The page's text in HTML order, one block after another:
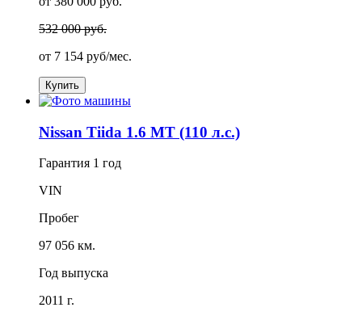
532 000 руб.
от 7 154 руб/мес.
Купить
Nissan Tiida 1.6 MT (110 л.с.)
Гарантия 1 год
VIN
Пробег
97 056 км.
Год выпуска
2011 г.